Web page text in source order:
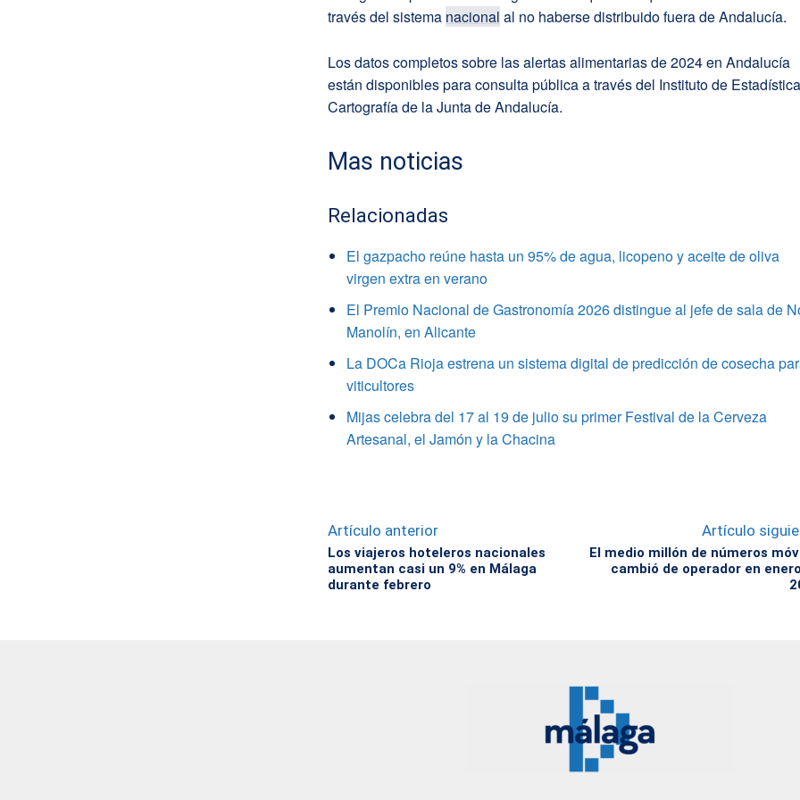
través del sistema nacional al no haberse distribuido fuera de Andalucía.
Los datos completos sobre las alertas alimentarias de 2024 en Andalucía
están disponibles para consulta pública a través del Instituto de
Cartografía de la Junta de Andalucía.
Mas noticias
Relacionadas
El gazpacho reúne hasta un 95% de agua, licopeno y aceite de oliva
virgen extra en verano
El Premio Nacional de Gastronomía 2026 distingue al jefe de sala de
Manolín, en Alicante
La DOCa Rioja estrena un sistema digital de predicción de cosecha
viticultores
Mijas celebra del 17 al 19 de julio su primer Festival de la Cerveza
Artesanal, el Jamón y la Chacina
Artículo anterior
Los viajeros hoteleros nacionales
aumentan casi un 9% en Málaga
durante febrero
Artículo
El medio millón de números
cambió de operador en